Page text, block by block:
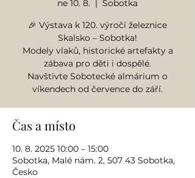
ne 10. 8.
  |
Sobotka
🎉 Výstava k 120. výročí železnice
Skalsko – Sobotka!
Modely vlaků, historické artefakty a
zábava pro děti i dospělé.
Navštivte Sobotecké almárium o
víkendech od července do září.
Čas a místo
10. 8. 2025 10:00 – 15:00
Sobotka, Malé nám. 2, 507 43 Sobotka,
Česko